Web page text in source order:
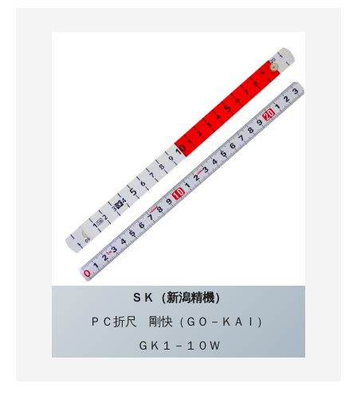
ＳＫ（新潟精機）
ＰＣ折尺 剛快（ＧＯ－ＫＡＩ）
ＧＫ１－１０Ｗ